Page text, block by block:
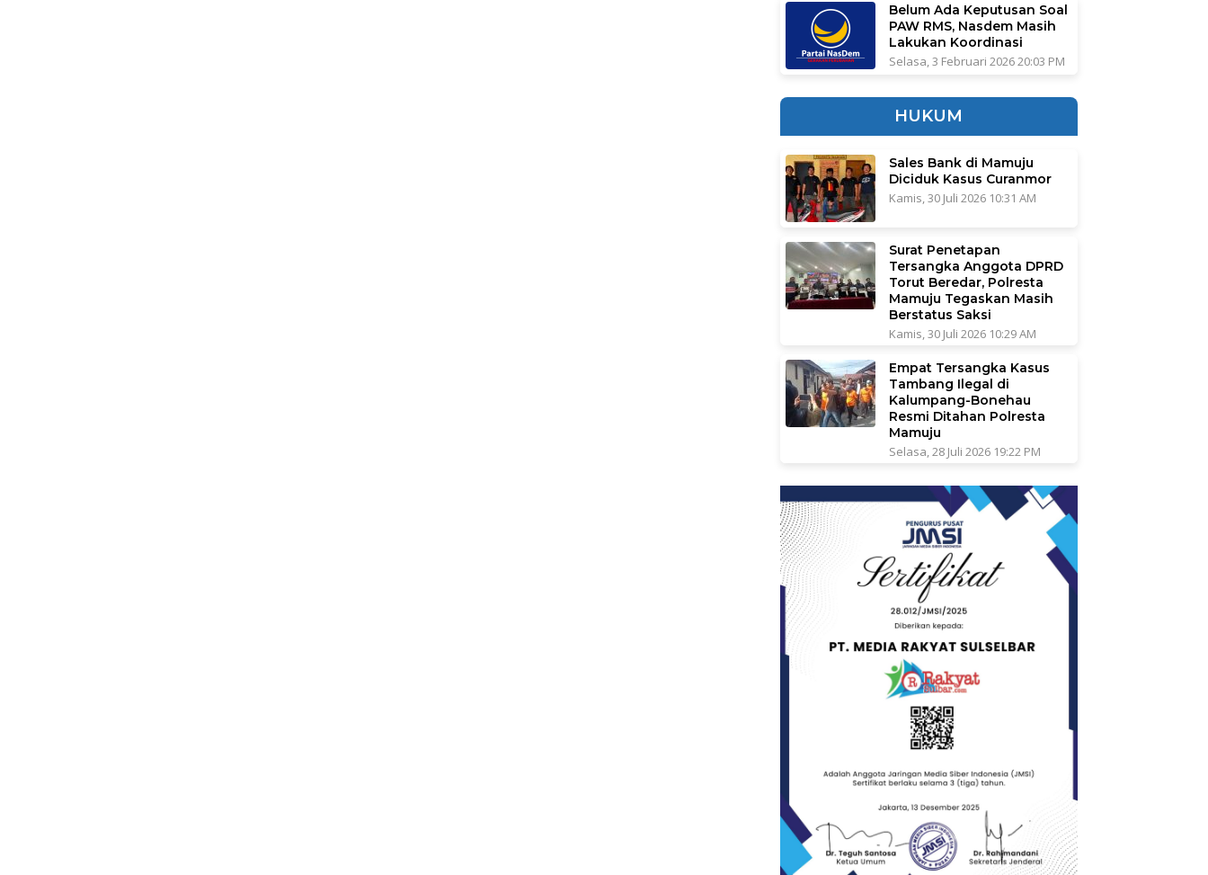
Belum Ada Keputusan Soal
PAW RMS, Nasdem Masih
Lakukan Koordinasi
Selasa, 3 Februari 2026 20:03 PM
HUKUM
Sales Bank di Mamuju
Diciduk Kasus Curanmor
Kamis, 30 Juli 2026 10:31 AM
Surat Penetapan
Tersangka Anggota DPRD
Torut Beredar, Polresta
Mamuju Tegaskan Masih
Berstatus Saksi
Kamis, 30 Juli 2026 10:29 AM
Empat Tersangka Kasus
Tambang Ilegal di
Kalumpang-Bonehau
Resmi Ditahan Polresta
Mamuju
Selasa, 28 Juli 2026 19:22 PM